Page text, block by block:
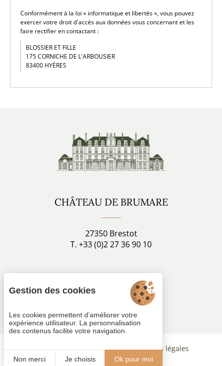
Conformément à la loi « informatique et libertés », vous pouvez
exercer votre droit d'accès aux données vous concernant et les
faire rectifier en contactant :
BLOSSIER ET FILLE
175 CORNICHE DE L'ARBOUSIER
83400 HYÈRES
CHÂTEAU DE BRUMARE
27350 Brestot
T. +33 (0)2 27 36 90 10
Restez connecté
Suivez-nous
Gestion des cookies CGV
Mentions légales
Plan du site
© 2021Juliana
Gestion des cookies
Les cookies permettent d’améliorer votre
expérience utilisateur. La personnalisation
des contenus facilite votre navigation.
Non merci Je choisis Ok pour moi